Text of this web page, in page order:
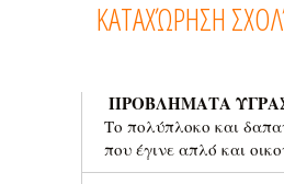
ΠΡΟΒΛΗΜΑΤΑ
Το πολύπλοκο και
που έγινε απλό και